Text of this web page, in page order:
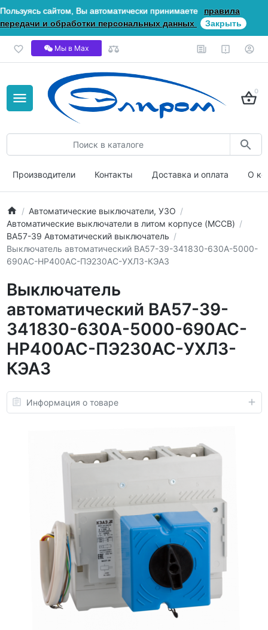
Пользуясь сайтом, Вы автоматически принимаете
правила
передачи и обработки персональных данных
Закрыть
Мы в Мах
0
Производители Контакты Доставка и оплата О
Автоматические выключатели, УЗО
Автоматические выключатели в литом корпусе (MCCB)
ВА57-39 Автоматический выключатель
Выключатель автоматический ВА57-39-341830-630А-5000-
690AC-НР400AC-ПЭ230AC-УХЛ3-КЭАЗ
Выключатель
автоматический ВА57-39-
341830-630А-5000-690AC-
НР400AC-ПЭ230AC-УХЛ3-
КЭАЗ
Информация о товаре